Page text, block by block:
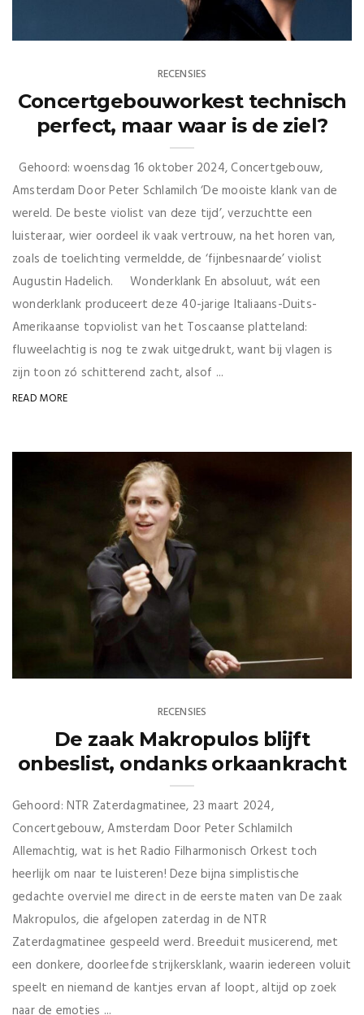
RECENSIES
Concertgebouworkest technisch
perfect, maar waar is de ziel?
Gehoord: woensdag 16 oktober 2024, Concertgebouw,
Amsterdam Door Peter Schlamilch ‘De mooiste klank van de
wereld. De beste violist van deze tijd’, verzuchtte een
luisteraar, wier oordeel ik vaak vertrouw, na het horen van,
zoals de toelichting vermeldde, de ‘fijnbesnaarde’ violist
Augustin Hadelich. Wonderklank En absoluut, wát een
wonderklank produceert deze 40-jarige Italiaans-Duits-
Amerikaanse topviolist van het Toscaanse platteland:
fluweelachtig is nog te zwak uitgedrukt, want bij vlagen is
zijn toon zó schitterend zacht, alsof ...
READ MORE
RECENSIES
De zaak Makropulos blijft
onbeslist, ondanks orkaankracht
Gehoord: NTR Zaterdagmatinee, 23 maart 2024,
Concertgebouw, Amsterdam Door Peter Schlamilch
Allemachtig, wat is het Radio Filharmonisch Orkest toch
heerlijk om naar te luisteren! Deze bijna simplistische
gedachte overviel me direct in de eerste maten van De zaak
Makropulos, die afgelopen zaterdag in de NTR
Zaterdagmatinee gespeeld werd. Breeduit musicerend, met
een donkere, doorleefde strijkersklank, waarin iedereen voluit
speelt en niemand de kantjes ervan af loopt, altijd op zoek
naar de emoties ...